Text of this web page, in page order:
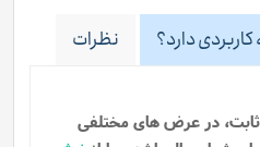
دارد؟ نظرات
در عرض های مختلفی